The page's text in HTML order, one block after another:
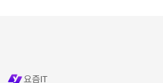
요즘IT